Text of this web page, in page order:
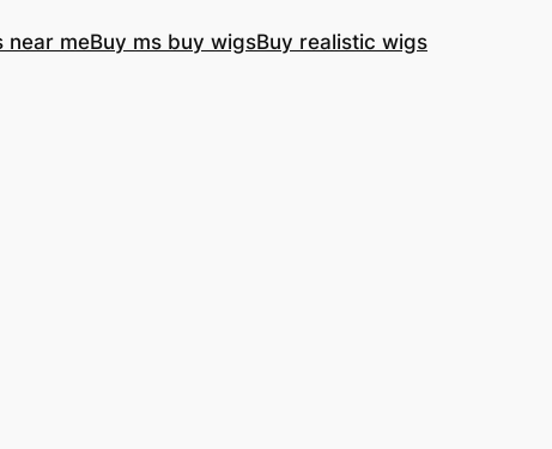
near meBuy ms buy wigsBuy realistic wigs